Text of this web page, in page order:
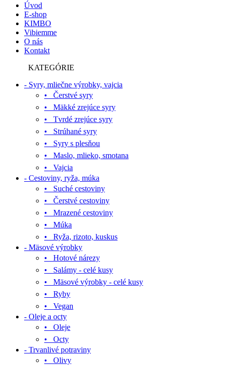
Úvod
E-shop
KIMBO
Vibiemme
O nás
Kontakt
KATEGÓRIE
- Syry, mliečne výrobky, vajcia
• Čerstvé syry
• Mäkké zrejúce syry
• Tvrdé zrejúce syry
• Strúhané syry
• Syry s plesňou
• Maslo, mlieko, smotana
• Vajcia
- Cestoviny, ryža, múka
• Suché cestoviny
• Čerstvé cestoviny
• Mrazené cestoviny
• Múka
• Ryža, rizoto, kuskus
- Mäsové výrobky
• Hotové nárezy
• Salámy - celé kusy
• Mäsové výrobky - celé kusy
• Ryby
• Vegan
- Oleje a octy
• Oleje
• Octy
- Trvanlivé potraviny
• Olivy